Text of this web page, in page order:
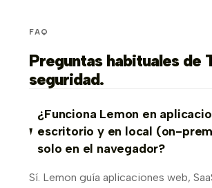
FAQ
Preguntas habituales de
seguridad.
¿Funciona Lemon en
escritorio y en local (on-
solo en el navegador?
Sí. Lemon guía aplicaciones web,